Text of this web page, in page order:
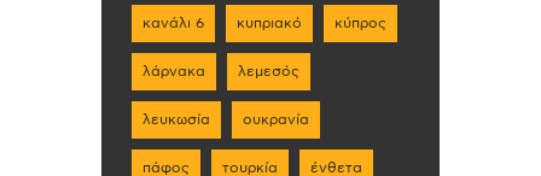
κανάλι 6 κυπριακό κύπρος
λάρνακα λεμεσός
λευκωσία ουκρανία
πάφος τουρκία ένθετα